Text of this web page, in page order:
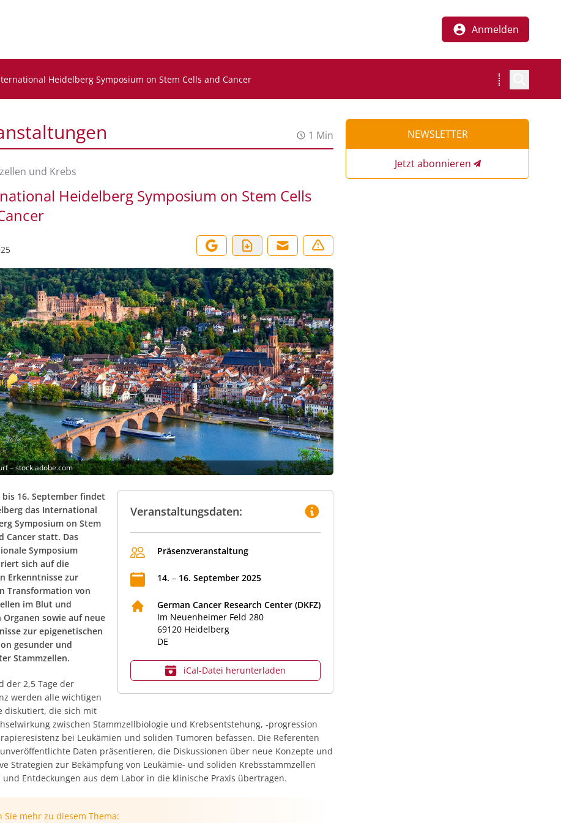
Anmelden
Heidelberg Symposium on Stem Cells and Cancer
1 Min
und Krebs
Heidelberg Symposium on Stem Cells
– stock.adobe.com
Veranstaltungsdaten:
Präsenzveranstaltung
14. – 16. September 2025
German Cancer Research Center (DKFZ)
Im Neuenheimer Feld 280
69120 Heidelberg
DE
iCal‑Datei herunterladen
bis 16. September findet
das International
Symposium on Stem
Cancer statt. Das
Symposium
sich auf die
Erkenntnisse zur
Transformation von
im Blut und
Organen sowie auf neue
zur epigenetischen
gesunder und
Stammzellen.
der 2,5 Tage der
werden alle wichtigen
diskutiert, die sich mit
zwischen Stammzellbiologie und Krebsentstehung, -progression
bei Leukämien und soliden Tumoren befassen. Die Referenten
Daten präsentieren, die Diskussionen über neue Konzepte und
Strategien zur Bekämpfung von Leukämie- und soliden Krebsstammzellen
und Entdeckungen aus dem Labor in die klinische Praxis übertragen.
Sie mehr zu diesem Thema:
NEWSLETTER
Jetzt abonnieren